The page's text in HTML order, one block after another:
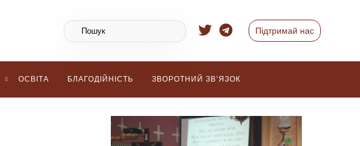
Підтримай нас
ОСВІТА БЛАГОДІЙНІСТЬ ЗВОРОТНИЙ ЗВ’ЯЗОК